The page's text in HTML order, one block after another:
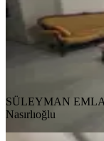
SÜLEYMAN
SÜLEYMAN
Nasırlıoğlu